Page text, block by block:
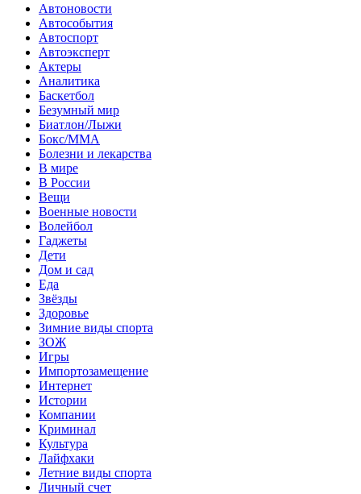
Автоновости
Автособытия
Автоспорт
Автоэксперт
Актеры
Аналитика
Баскетбол
Безумный мир
Биатлон/Лыжи
Бокс/MMA
Болезни и лекарства
В мире
В России
Вещи
Военные новости
Волейбол
Гаджеты
Дети
Дом и сад
Еда
Звёзды
Здоровье
Зимние виды спорта
ЗОЖ
Игры
Импортозамещение
Интернет
Истории
Компании
Криминал
Культура
Лайфхаки
Летние виды спорта
Личный счет